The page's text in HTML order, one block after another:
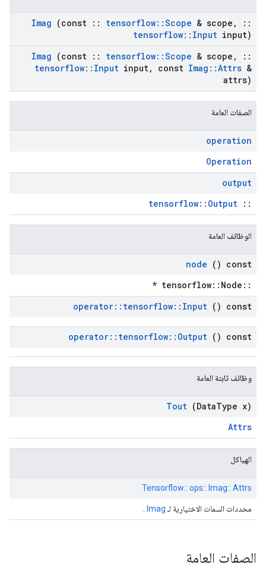
Imag (const :: tensorflow::Scope & scope ,
::
tensorflow:: Input input)
Imag (const :: tensorflow::Scope & scope ,
::
tensorflow:: Input input, const Imag ::Attrs &
attrs)
الصفات العامة
operation
Operation
output
::
tensorflow::Output
الوظائف العامة
node () const
::tensorflow::Node *
operator:: tensorflow:: Input () const
operator:: tensorflow:: Output () const
وظائف ثابتة العامة
Tout (DataType x)
Attrs
الهياكل
Tensorflow:: ops:: Imag:: Attrs
محددات السمات الاختيارية لـ Imag
الصفات العامة